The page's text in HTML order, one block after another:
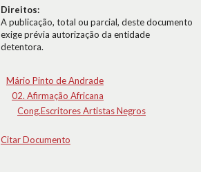
Direitos:
A publicação, total ou parcial, deste documento
exige prévia autorização da entidade
detentora.
Mário Pinto de Andrade
02. Afirmação Africana
Cong.Escritores Artistas Negros
Citar Documento